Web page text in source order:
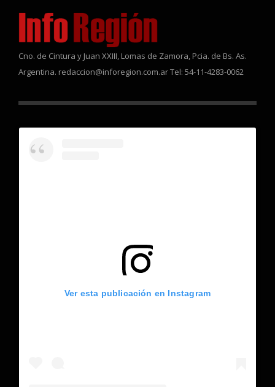
Cno. de Cintura y Juan XXIII, Lomas de Zamora, Pcia. de Bs. As.
Argentina. redaccion@inforegion.com.ar Tel: 54-11-4283-0062
Ver esta publicación en Instagram